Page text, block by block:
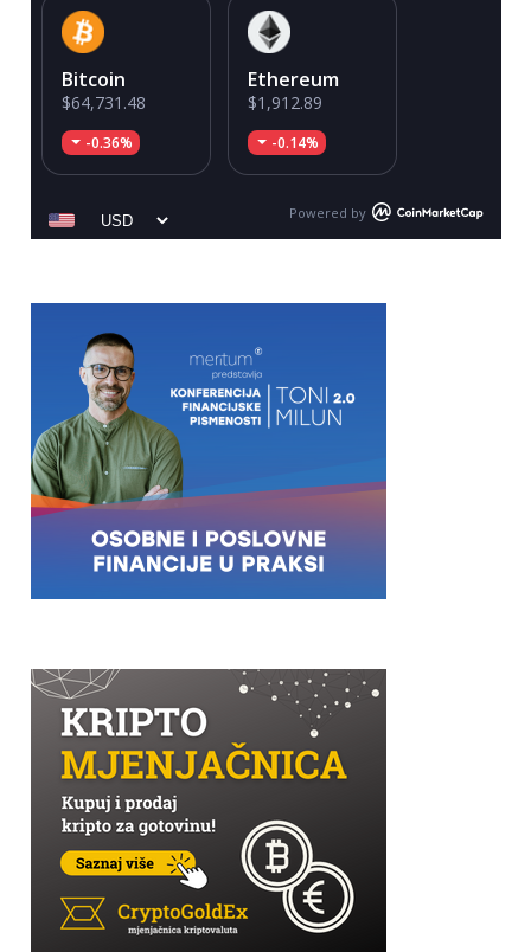
Bitcoin
$64,731.48
-0.36%
Ethereum
$1,912.89
-0.14%
Powered by